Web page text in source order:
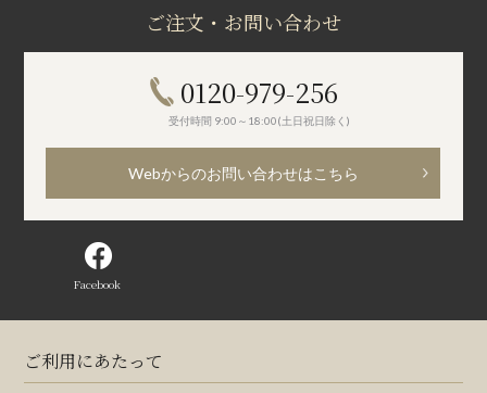
ご注文・お問い合わせ
0120-979-256
受付時間 9:00～18:00(土日祝日除く)
Webからのお問い合わせはこちら
Facebook
ご利用にあたって